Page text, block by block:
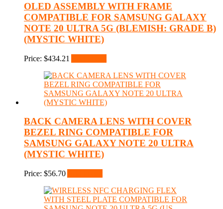
OLED ASSEMBLY WITH FRAME
COMPATIBLE FOR SAMSUNG GALAXY
NOTE 20 ULTRA 5G (BLEMISH: GRADE B)
(MYSTIC WHITE)
Price: $434.21
BACK CAMERA LENS WITH COVER
BEZEL RING COMPATIBLE FOR
SAMSUNG GALAXY NOTE 20 ULTRA
(MYSTIC WHITE)
Price: $56.70